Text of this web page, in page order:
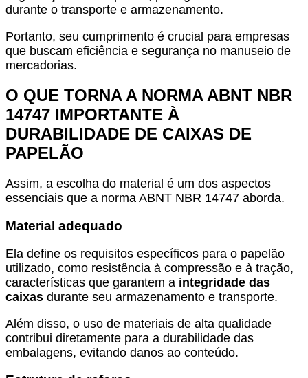
durante o transporte e armazenamento.
Portanto, seu cumprimento é crucial para empresas
que buscam eficiência e segurança no manuseio de
mercadorias.
O QUE TORNA A NORMA ABNT NBR
14747 IMPORTANTE À
DURABILIDADE DE CAIXAS DE
PAPELÃO
Assim, a escolha do material é um dos aspectos
essenciais que a norma ABNT NBR 14747 aborda.
Material adequado
Ela define os requisitos específicos para o papelão
utilizado, como resistência à compressão e à tração,
características que garantem a integridade das
caixas durante seu armazenamento e transporte.
Além disso, o uso de materiais de alta qualidade
contribui diretamente para a durabilidade das
embalagens, evitando danos ao conteúdo.